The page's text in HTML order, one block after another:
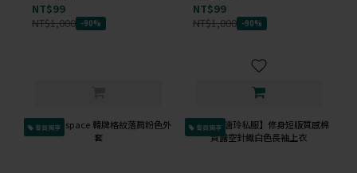
NT$99
NT$1,000 -90%
NT$99
NT$1,000 -90%
會員獨享 會員獨享